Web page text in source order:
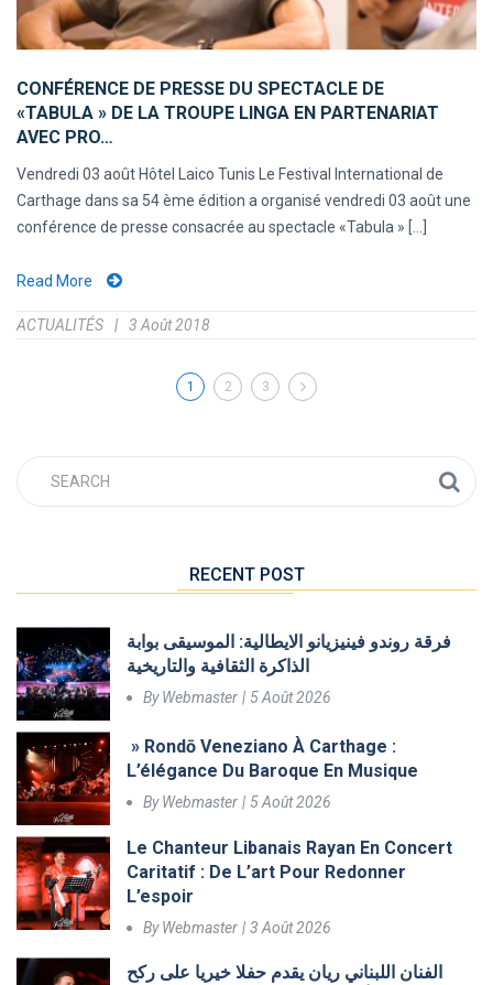
CONFÉRENCE DE PRESSE DU SPECTACLE DE
«TABULA » DE LA TROUPE LINGA EN PARTENARIAT
AVEC PRO…
Vendredi 03 août Hôtel Laico Tunis Le Festival International de
Carthage dans sa 54 ème édition a organisé vendredi 03 août une
conférence de presse consacrée au spectacle «Tabula » [...]
Read More
ACTUALITÉS 3 Août 2018
1 2 3
RECENT POST
فرقة روندو فينيزيانو الايطالية: الموسيقى بوابة
الذاكرة الثقافية والتاريخية
ByWebmaster 5 Août 2026
» Rondō Veneziano À Carthage :
L’élégance Du Baroque En Musique
ByWebmaster 5 Août 2026
Le Chanteur Libanais Rayan En Concert
Caritatif : De L’art Pour Redonner
L’espoir
ByWebmaster 3 Août 2026
الفنان اللبناني ريان يقدم حفلا خيريا على ركح